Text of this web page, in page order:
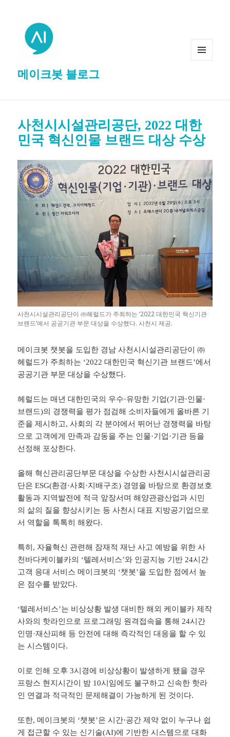
메이크봇 블로그
사천시시설관리공단, 2022 대한
민국 혁신인물 브랜드 대상 수상
사천시시설관리공단이 ㈜헤럴드가 주최하는 ‘2022 대한민국 혁신기관
브랜드’에서 공공기관 부문 대상을 수상했다. 사천시 제공.
메이크봇 챗봇을 도입한 경남 사천시시설관리공단이 ㈜
헤럴드가 주최하는 ‘2022 대한민국 혁신기관 브랜드’에서
공공기관 부문 대상을 수상했다.
헤럴드는 매년 대한민국의 우수·유망한 기업(기관·인물·
브랜드)의 경쟁력을 평가 점검해 소비자들에게 올바른 기
준을 제시하고, 사회의 각 분야에서 뛰어난 경쟁력을 바탕
으로 고객에게 만족과 감동을 주는 인물·기업·기관 등을
선정해 포상한다.
올해 혁신관리공단부문 대상을 수상한 사천시시설관리공
단은 ESG(환경·사회·지배구조) 경영을 바탕으로 환경보호
활동과 지역발전에 적극 앞장서며 해양관광산업과 시민
의 삶의 질을 향상시키는 등 사천시 대표 지방공기업으로
서 역할을 톡톡히 해왔다.
특히, 자율혁신 관련해 잠재적 재난 사고 예방을 위한 사
천바다케이블카의 ‘텔레서비스’와 인공지능 기반 24시간
고객 응대 서비스 메이크봇의 ‘챗봇’을 도입한 점에서 높
은 점수를 받았다.
‘텔레서비스’는 비상상황 발생 대비한 해외 케이블카 제작
사와의 핫라인으로 프로그래밍 원격접속을 통해 24시간
인명·재산피해 등 안전에 대해 즉각적인 대응을 할 수 있
는 시스템이다.
이로 인해 오후 3시경에 비상상황이 발생하게 됐을 경우
프랑스 현지시간이 밤 10시임에도 불구하고 신속한 핫라
인 연결과 적극적인 문제해결이 가능하게 된 것이다.
또한, 메이크봇의 ‘챗봇’은 시간·공간 제약 없이 누구나 쉽
게 접근할 수 있는 신기술(AI)에 기반한 시스템으로 대화